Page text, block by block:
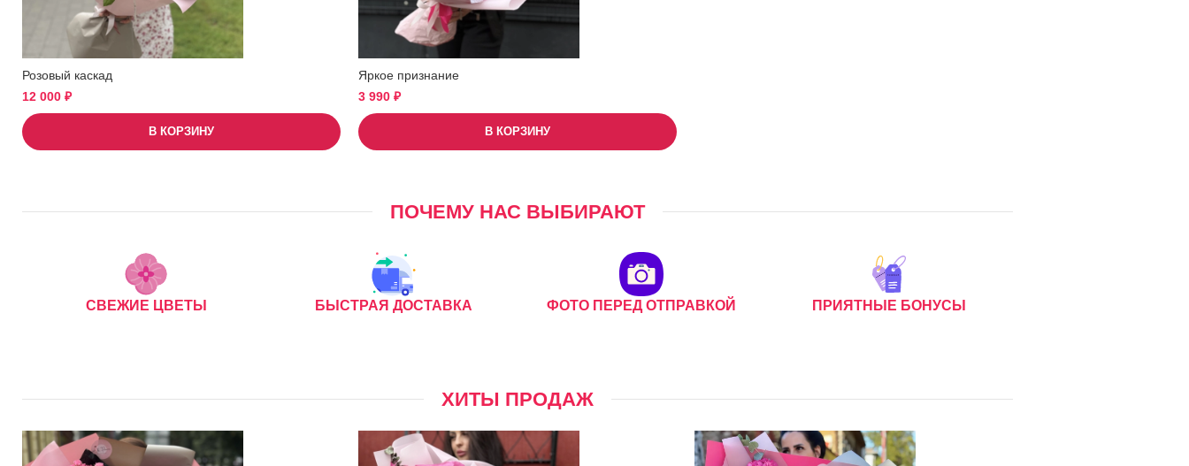
Розовый каскад
12 000 ₽
В КОРЗИНУ
Яркое признание
3 990 ₽
В КОРЗИНУ
ПОЧЕМУ НАС ВЫБИРАЮТ
СВЕЖИЕ ЦВЕТЫ БЫСТРАЯ ДОСТАВКА ФОТО ПЕРЕД ОТПРАВКОЙ ПРИЯТНЫЕ БОНУСЫ
ХИТЫ ПРОДАЖ